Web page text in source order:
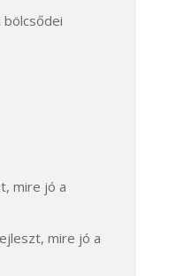
bölcsődei
mire jó a
mire jó a